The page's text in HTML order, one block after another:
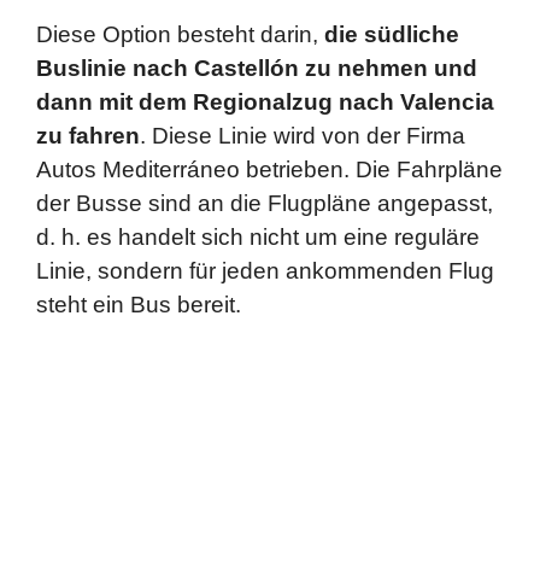
Diese Option besteht darin, die südliche
Buslinie nach Castellón zu nehmen und
dann mit dem Regionalzug nach Valencia
zu fahren. Diese Linie wird von der Firma
Autos Mediterráneo betrieben. Die Fahrpläne
der Busse sind an die Flugpläne angepasst,
d. h. es handelt sich nicht um eine reguläre
Linie, sondern für jeden ankommenden Flug
steht ein Bus bereit.